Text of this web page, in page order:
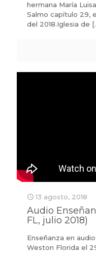
hermana María
Salmo capítulo 29,
del 2018.Iglesia de
13 agosto, 2018
Audio
FL, julio 2018)
Enseñanza en
Weston Florida el